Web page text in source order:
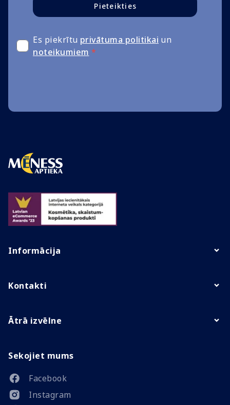
Pieteikties
Es piekrītu privātuma politikai un
noteikumiem *
Informācija
Kontakti
Ātrā izvēlne
Sekojiet mums
Facebook
Instagram